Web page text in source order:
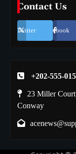
Contact Us
Twitter Facebook
+202-555-
23 Miller
Conway